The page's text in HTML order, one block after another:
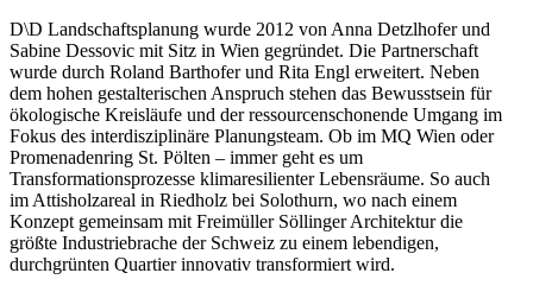
D\D Landschaftsplanung wurde 2012 von Anna Detzlhofer und
Sabine Dessovic mit Sitz in Wien gegründet. Die Partnerschaft
wurde durch Roland Barthofer und Rita Engl erweitert. Neben
dem hohen gestalterischen Anspruch stehen das Bewusstsein für
ökologische Kreisläufe und der ressourcenschonende Umgang im
Fokus des interdisziplinäre Planungsteam. Ob im MQ Wien oder
Promenadenring St. Pölten – immer geht es um
Transformationsprozesse klimaresilienter Lebensräume. So auch
im Attisholzareal in Riedholz bei Solothurn, wo nach einem
Konzept gemeinsam mit Freimüller Söllinger Architektur die
größte Industriebrache der Schweiz zu einem lebendigen,
durchgrünten Quartier innovativ transformiert wird.